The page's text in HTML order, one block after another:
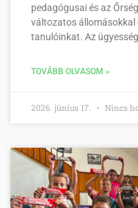
pedagógusai és az
változatos állomásokkal
tanulóinkat. Az
TOVÁBB OLVASOM »
2026. június 17. Nincs